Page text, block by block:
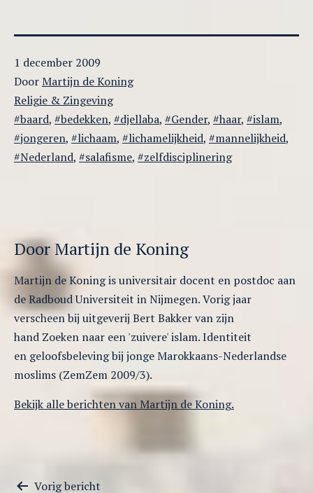
Gepubliceerd
op
1 december 2009
DoorMartijn de Koning
Gecategoriseerd
als
Religie & Zingeving
Getagged
baard, bedekken, djellaba, Gender, haar, islam,
jongeren, lichaam, lichamelijkheid, mannelijkheid,
Nederland, salafisme, zelfdisciplinering
Door Martijn de Koning
Martijn de Koning is universitair docent en postdoc aan
de Radboud Universiteit in Nijmegen. Vorig jaar
verscheen bij uitgeverij Bert Bakker van zijn
hand Zoeken naar een 'zuivere' islam. Identiteit
en geloofsbeleving bij jonge Marokkaans-Nederlandse
moslims (ZemZem 2009/3).
Bekijk alle berichten van Martijn de Koning.
Vorig bericht